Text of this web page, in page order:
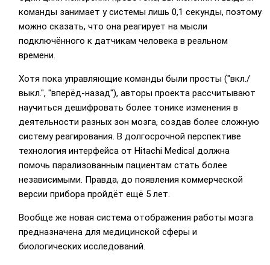
команды занимает у системы лишь 0,1 секунды, поэтому
можно сказать, что она реагирует на мысли
подключённого к датчикам человека в реальном
времени.
Хотя пока управляющие команды были просты ("вкл./
выкл.", "вперёд-назад"), авторы проекта рассчитывают
научиться дешифровать более тонике изменения в
деятельности разных зон мозга, создав более сложную
систему реагирования. В долгосрочной перспективе
технология интерфейса от Hitachi Medical должна
помочь парализованным пациентам стать более
независимыми. Правда, до появления коммерческой
версии прибора пройдёт ещё 5 лет.
Вообще же новая система отображения работы мозга
предназначена для медицинской сферы и
биологических исследований.